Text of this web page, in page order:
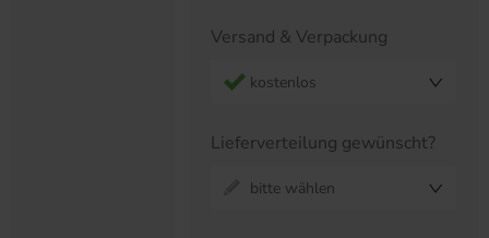
Versand & Verpackung
kostenlos
Lieferverteilung gewünscht?
bitte wählen